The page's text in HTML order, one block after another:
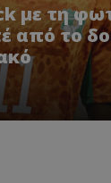
με τη
από το